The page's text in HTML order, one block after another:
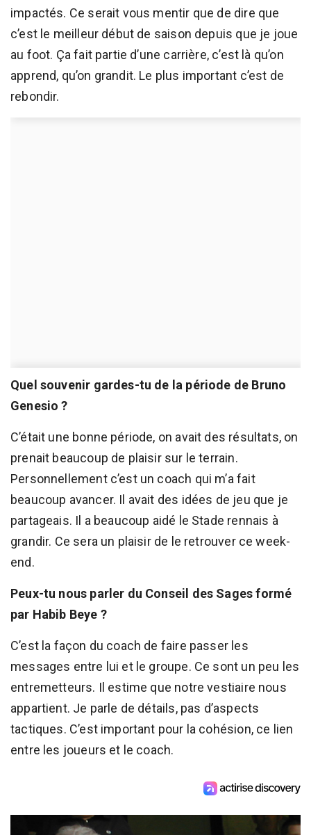
impactés. Ce serait vous mentir que de dire que
c’est le meilleur début de saison depuis que je joue
au foot. Ça fait partie d’une carrière, c’est là qu’on
apprend, qu’on grandit. Le plus important c’est de
rebondir.
Quel souvenir gardes-tu de la période de Bruno
Genesio ?
C’était une bonne période, on avait des résultats, on
prenait beaucoup de plaisir sur le terrain.
Personnellement c’est un coach qui m’a fait
beaucoup avancer. Il avait des idées de jeu que je
partageais. Il a beaucoup aidé le Stade rennais à
grandir. Ce sera un plaisir de le retrouver ce week-
end.
Peux-tu nous parler du Conseil des Sages formé
par Habib Beye ?
C’est la façon du coach de faire passer les
messages entre lui et le groupe. Ce sont un peu les
entremetteurs. Il estime que notre vestiaire nous
appartient. Je parle de détails, pas d’aspects
tactiques. C’est important pour la cohésion, ce lien
entre les joueurs et le coach.